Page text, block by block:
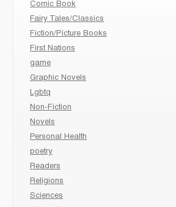
Comic Book
Fairy Tales/Classics
Fiction/Picture Books
First Nations
game
Graphic Novels
Lgbtq
Non-Fiction
Novels
Personal Health
poetry
Readers
Religions
Sciences